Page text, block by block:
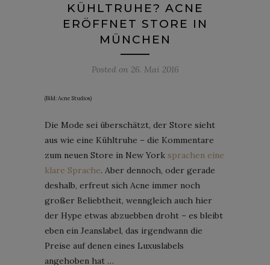
KÜHLTRUHE? ACNE
ERÖFFNET STORE IN
MÜNCHEN
Posted on 26. Mai 2016
(Bild: Acne Studios)
Die Mode sei überschätzt, der Store sieht
aus wie eine Kühltruhe – die Kommentare
zum neuen Store in New York sprachen eine
klare Sprache. Aber dennoch, oder gerade
deshalb, erfreut sich Acne immer noch
großer Beliebtheit, wenngleich auch hier
der Hype etwas abzuebben droht – es bleibt
eben ein Jeanslabel, das irgendwann die
Preise auf denen eines Luxuslabels
angehoben hat …